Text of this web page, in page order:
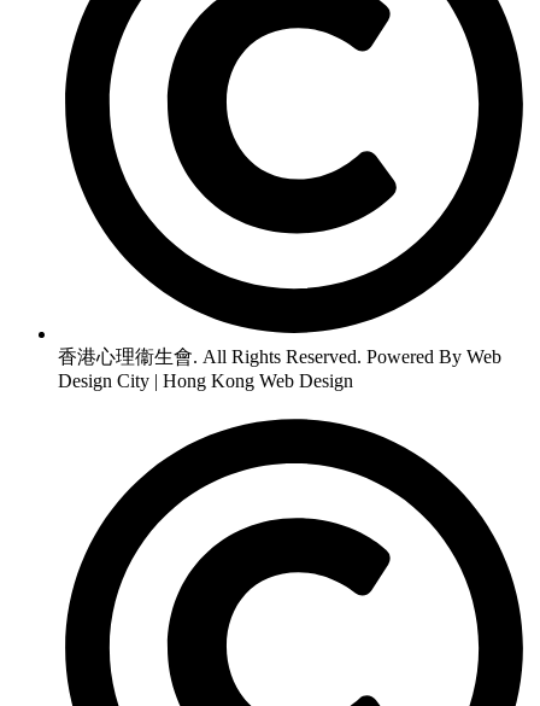
香港心理衞生會. All Rights Reserved. Powered By Web
Design City | Hong Kong Web Design